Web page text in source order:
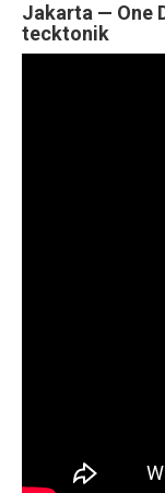
Jakarta — One
tecktonik